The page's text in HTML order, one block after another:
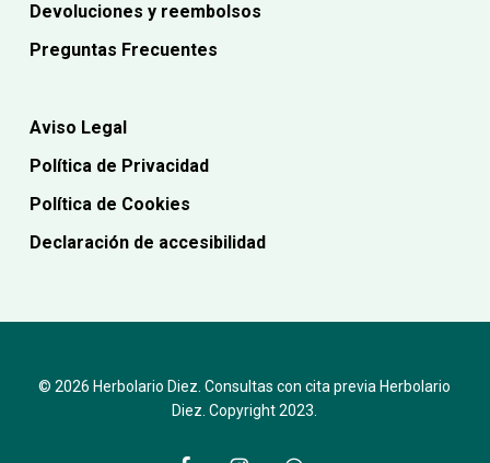
Devoluciones y reembolsos
Preguntas Frecuentes
Aviso Legal
Política de Privacidad
Política de Cookies
Declaración de accesibilidad
© 2026 Herbolario Diez. Consultas con cita previa Herbolario
Diez. Copyright 2023.